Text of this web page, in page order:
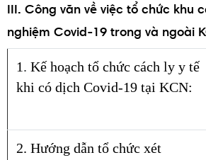
III. Công văn về việc tổ chức khu
nghiệm Covid-19 trong và ngoài
1. Kế hoạch tổ chức cách ly y tế
khi có dịch Covid-19 tại KCN:
2. Hướng dẫn tổ chức xét